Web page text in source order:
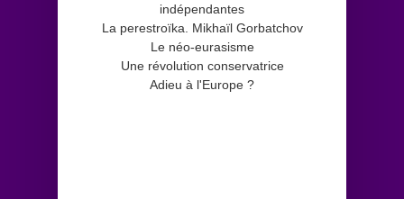
indépendantes
La perestroïka. Mikhaïl Gorbatchov
Le néo-eurasisme
Une révolution conservatrice
Adieu à l'Europe ?